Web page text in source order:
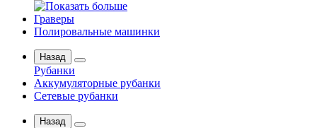
Граверы
Полировальные машинки
Назад
Рубанки
Аккумуляторные рубанки
Сетевые рубанки
Назад